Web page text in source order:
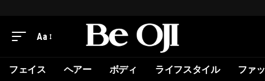
Aa
フェイス ヘアー ボディ ライフスタイル ファ